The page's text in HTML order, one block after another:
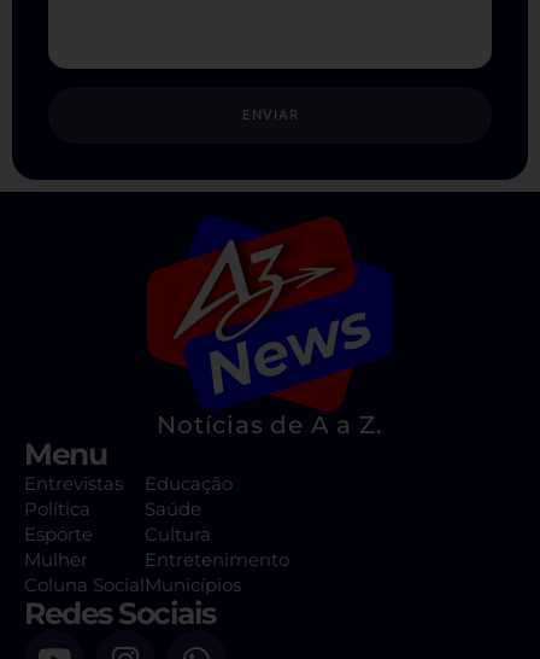
ENVIAR
Notícias de A a Z.
Menu
Entrevistas
Política
Esporte
Mulher
Coluna Social
Educação
Saúde
Cultura
Entretenimento
Municípios
Redes Sociais